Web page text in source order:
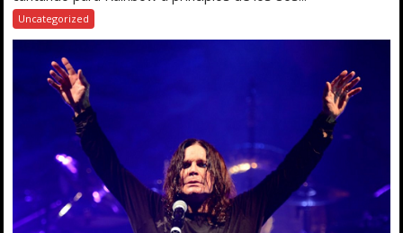
Uncategorized